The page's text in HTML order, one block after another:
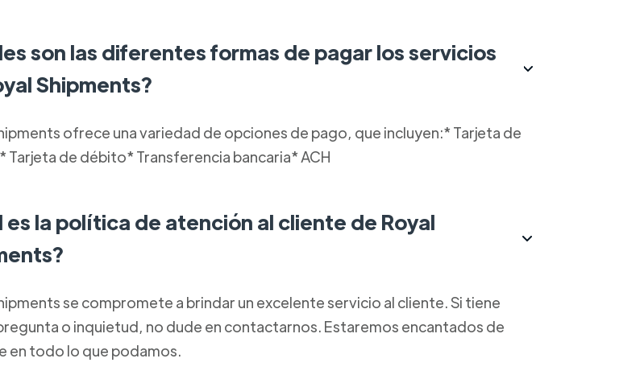
son las diferentes formas de pagar los servicios
Shipments?
ofrece una variedad de opciones de pago, que incluyen:* Tarjeta de
Tarjeta de débito* Transferencia bancaria* ACH
es la política de atención al cliente de Royal
se compromete a brindar un excelente servicio al cliente. Si tiene
o inquietud, no dude en contactarnos. Estaremos encantados de
en todo lo que podamos.